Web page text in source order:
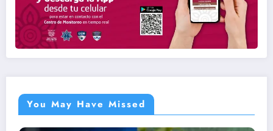
You May Have Missed